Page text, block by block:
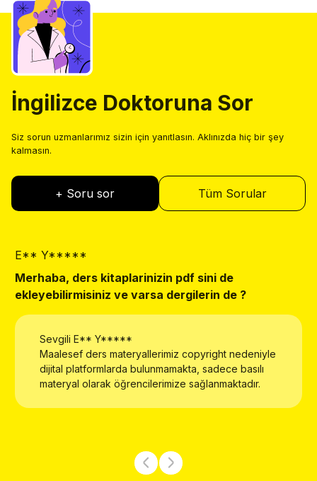
İngilizce Doktoruna Sor
Siz sorun uzmanlarımız sizin için yanıtlasın. Aklınızda hiç bir şey
kalmasın.
+ Soru sor Tüm Sorular
E** Y*****
Merhaba, ders kitaplarinizin pdf sini de
ekleyebilirmisiniz ve varsa dergilerin de ?
Sevgili E** Y*****
Maalesef ders materyallerimiz copyright nedeniyle
dijital platformlarda bulunmamakta, sadece basılı
materyal olarak öğrencilerimize sağlanmaktadır.